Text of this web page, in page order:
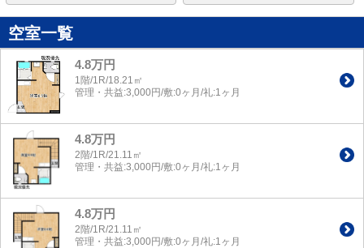
空室一覧
4.8万円
1階/1R/18.21㎡
管理・共益:3,000円/敷:0ヶ月/礼:1ヶ月
4.8万円
2階/1R/21.11㎡
管理・共益:3,000円/敷:0ヶ月/礼:1ヶ月
4.8万円
2階/1R/21.11㎡
管理・共益:3,000円/敷:0ヶ月/礼:1ヶ月